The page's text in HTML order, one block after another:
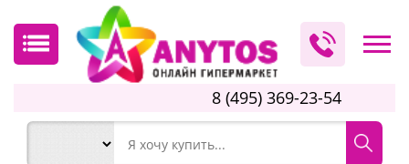
8 (495) 369-23-54